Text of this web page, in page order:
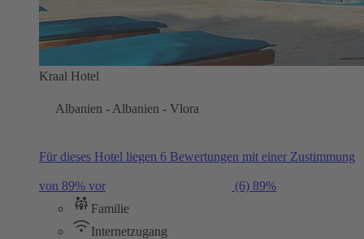
Kraal Hotel
Albanien - Albanien - Vlora
Für dieses Hotel liegen 6 Bewertungen mit einer Zustimmung
von 89% vor (6) 89%
Familie
Internetzugang